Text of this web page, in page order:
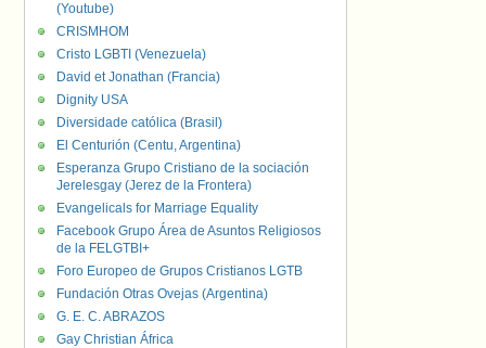
(Youtube)
CRISMHOM
Cristo LGBTI (Venezuela)
David et Jonathan (Francia)
Dignity USA
Diversidade católica (Brasil)
El Centurión (Centu, Argentina)
Esperanza Grupo Cristiano de la sociación
Jerelesgay (Jerez de la Frontera)
Evangelicals for Marriage Equality
Facebook Grupo Área de Asuntos Religiosos
de la FELGTBI+
Foro Europeo de Grupos Cristianos LGTB
Fundación Otras Ovejas (Argentina)
G. E. C. ABRAZOS
Gay Christian África